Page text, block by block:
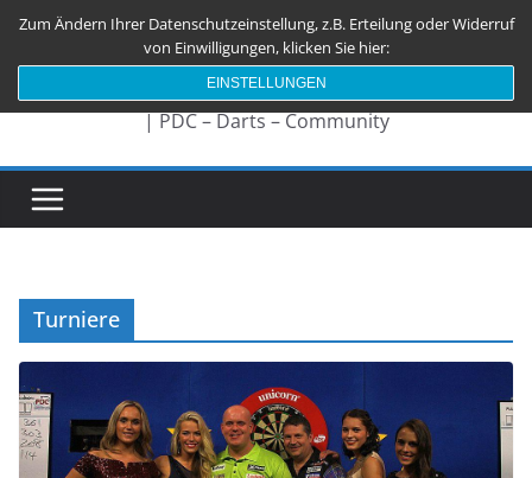
Zum
Darts180.de
| PDC – Darts – Community
Turniere
Zum Ändern Ihrer Datenschutzeinstellung, z.B. Erteilung oder Widerruf
von Einwilligungen, klicken Sie hier:
EINSTELLUNGEN